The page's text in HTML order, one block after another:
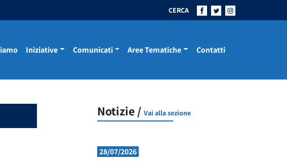
CERCA
Iniziative Comunicati Aree Tematiche Contatti
Notizie / Vai alla sezione
28/07/2026